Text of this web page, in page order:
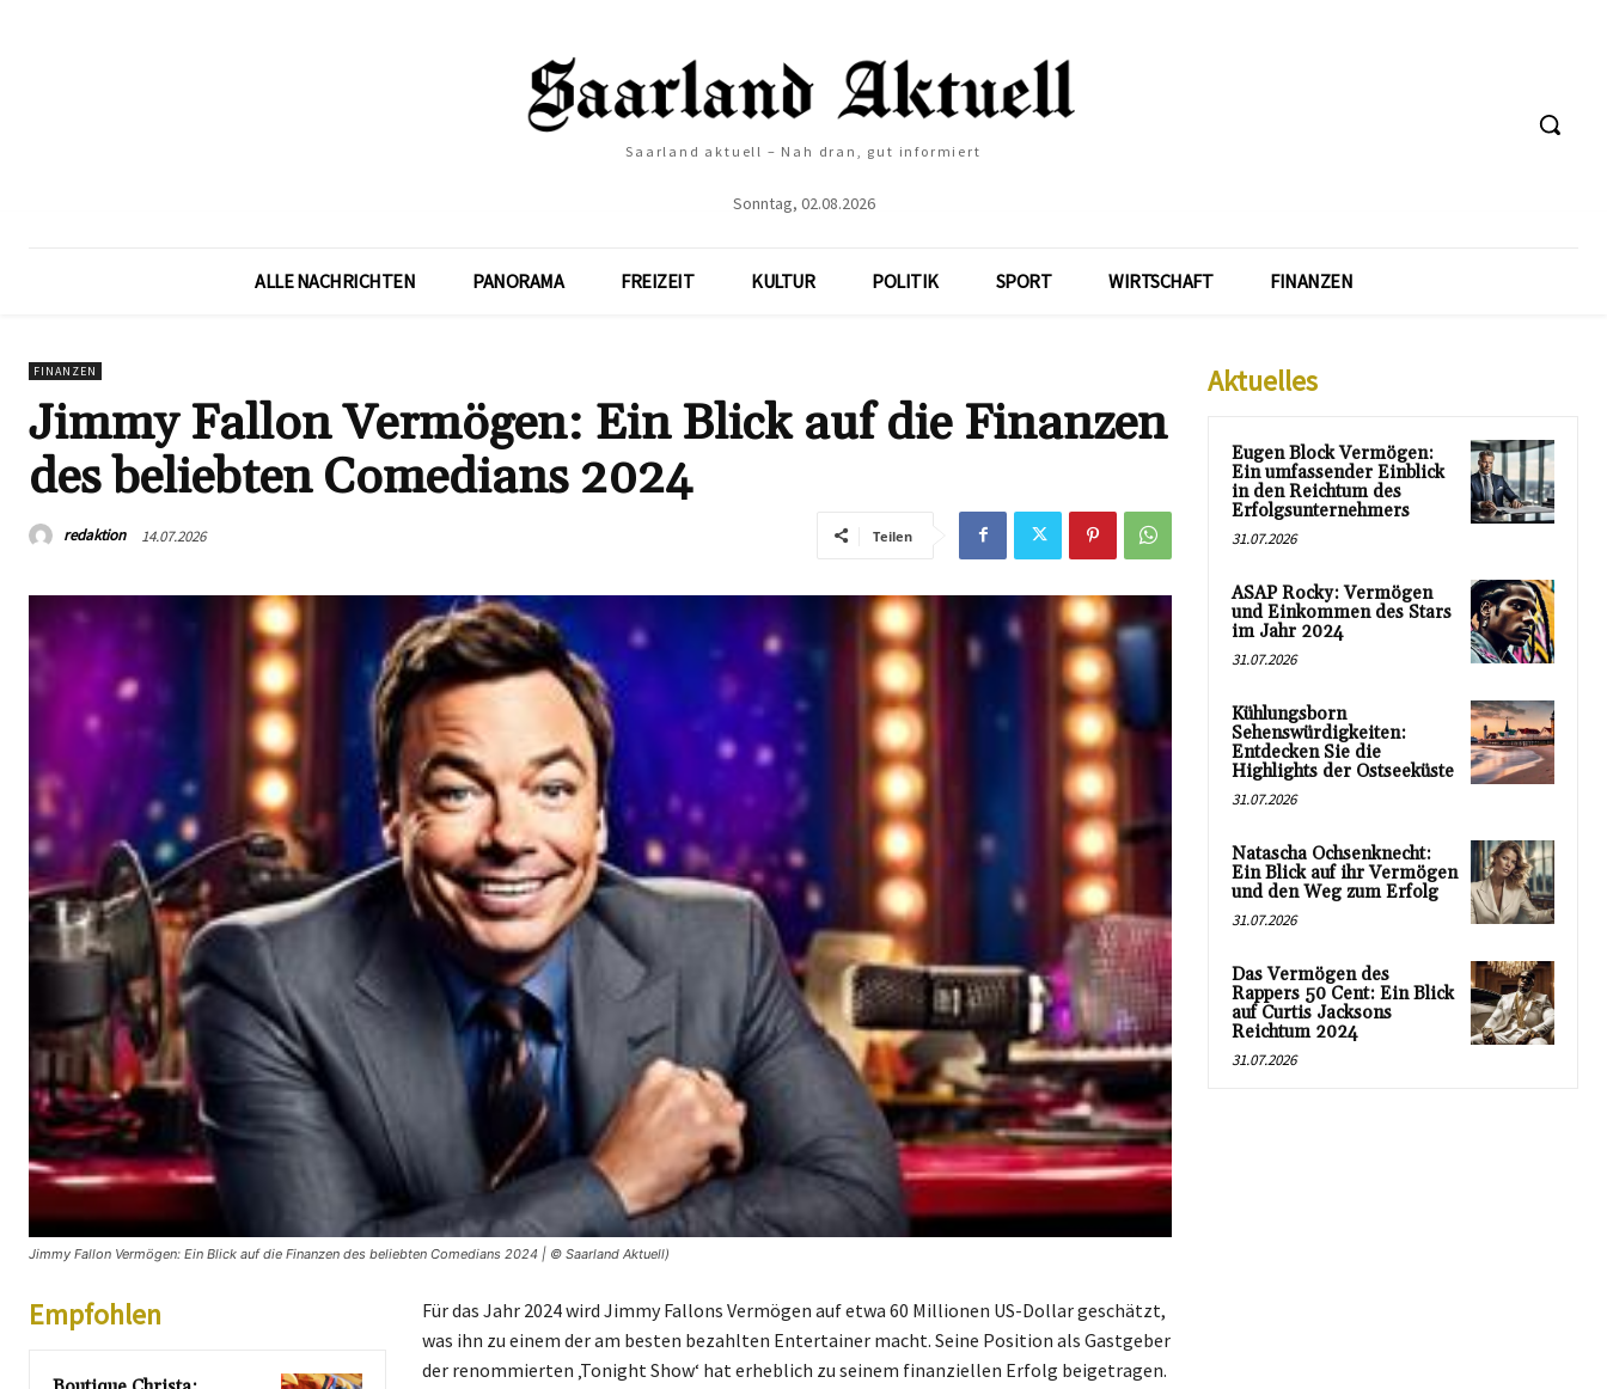
Saarland aktuell – Nah dran, gut informiert
Sonntag, 02.08.2026
ALLE NACHRICHTEN PANORAMA FREIZEIT KULTUR POLITIK SPORT WIRTSCHAFT FINANZEN
FINANZEN
Jimmy Fallon Vermögen: Ein Blick auf die Finanzen
des beliebten Comedians 2024
redaktion 14.07.2026 Teilen
Jimmy Fallon Vermögen: Ein Blick auf die Finanzen des beliebten Comedians 2024 | © Saarland Aktuell)
Empfohlen
Für das Jahr 2024 wird Jimmy Fallons Vermögen auf etwa 60 Millionen US-Dollar geschätzt,
was ihn zu einem der am besten bezahlten Entertainer macht. Seine Position als Gastgeber
der renommierten ‚Tonight Show‘ hat erheblich zu seinem finanziellen Erfolg beigetragen.
Aktuelles
Eugen Block Vermögen:
Ein umfassender Einblick
in den Reichtum des
Erfolgsunternehmers
31.07.2026
ASAP Rocky: Vermögen
und Einkommen des Stars
im Jahr 2024
31.07.2026
Kühlungsborn
Sehenswürdigkeiten:
Entdecken Sie die
Highlights der Ostseeküste
31.07.2026
Natascha Ochsenknecht:
Ein Blick auf ihr Vermögen
und den Weg zum Erfolg
31.07.2026
Das Vermögen des
Rappers 50 Cent: Ein Blick
auf Curtis Jacksons
Reichtum 2024
31.07.2026